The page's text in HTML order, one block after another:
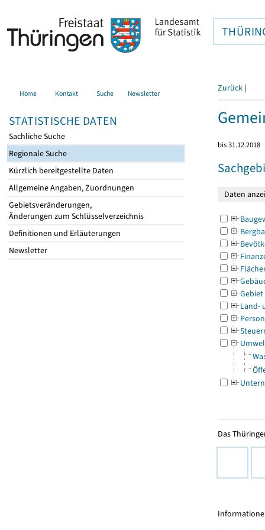
Home Kontakt Suche Newsletter
STATISTISCHE DATEN
Sachliche Suche
Regionale Suche
Kürzlich bereitgestellte Daten
Allgemeine Angaben, Zuordnungen
Gebietsveränderungen,
Änderungen zum Schlüsselverzeichnis
Definitionen und Erläuterungen
Newsletter
Zurück |
bis 31.12.2018
Gebiet
Land-
Das